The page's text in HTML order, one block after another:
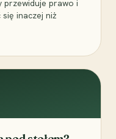
przewiduje prawo i
inaczej niż